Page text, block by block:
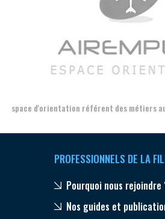
Formation et l'insertion de personnes en
PROFESSIONNELS DE LA
Pourquoi nous rejoindre
Nos guides et